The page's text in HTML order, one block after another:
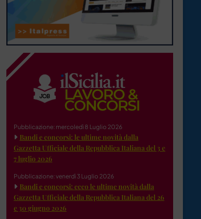
Pubblicazione: mercoledì 8 Luglio 2026
Bandi e concorsi: le ultime novità dalla
Gazzetta Ufficiale della Repubblica Italiana del 3 e
7 luglio 2026
Pubblicazione: venerdì 3 Luglio 2026
Bandi e concorsi: ecco le ultime novità dalla
Gazzetta Ufficiale della Repubblica Italiana del 26
e 30 giugno 2026